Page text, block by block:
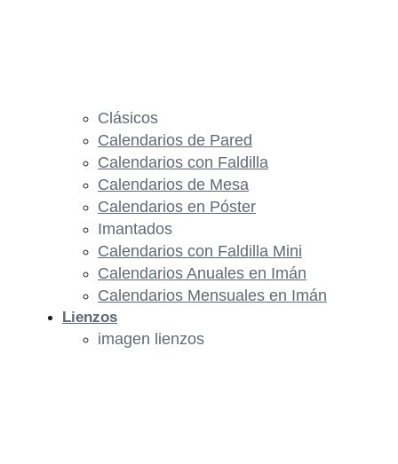
Clásicos
Calendarios de Pared
Calendarios con Faldilla
Calendarios de Mesa
Calendarios en Póster
Imantados
Calendarios con Faldilla Mini
Calendarios Anuales en Imán
Calendarios Mensuales en Imán
Lienzos
imagen lienzos